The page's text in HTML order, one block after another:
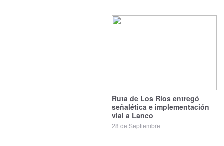
Ruta de Los Ríos entregó
señalética e implementación
vial a Lanco
28 de Septiembre